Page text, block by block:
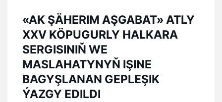
«AK ŞÄHERIM AŞGABAT» ATLY
XXV KÖPUGURLY HALKARA
SERGISINIŇ WE
MASLAHATYNYŇ IŞINE
BAGYŞLANAN GEPLEŞIK
ÝAZGY EDILDI